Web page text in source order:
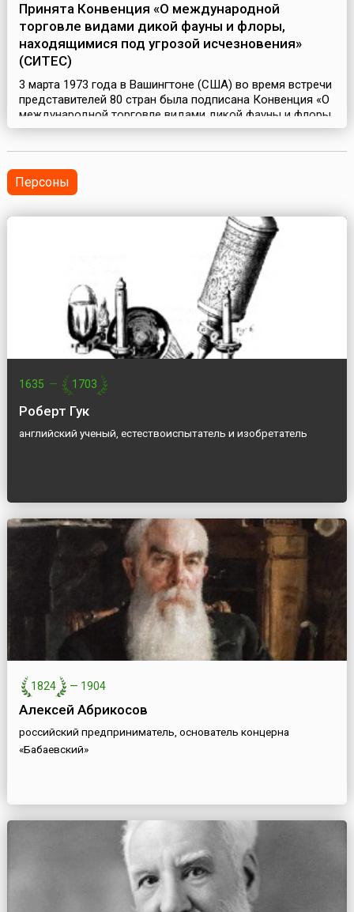
Принята Конвенция «О международной
торговле видами дикой фауны и флоры,
находящимися под угрозой исчезновения»
(СИТЕС)
3 марта 1973 года в Вашингтоне (США) во время встречи
представителей 80 стран была подписана Конвенция «О
международной торговле видами дикой фауны и флоры,
находящимися под угрозой исчезновения», СИТЕС (англ.
международное правительственное соглашение,
подписанное в результате резолюции Вс...
Персоны
1635 — 1703
Роберт Гук
английский ученый, естествоиспытатель и изобретатель
1824 — 1904
Алексей Абрикосов
российский предприниматель, основатель концерна
«Бабаевский»